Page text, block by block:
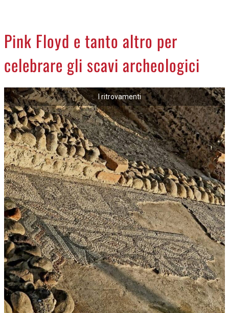
LA PIAZZA
ANIMALI
ACCEDI
Pink Floyd e tanto altro per
celebrare gli scavi archeologici
I ritrovamenti